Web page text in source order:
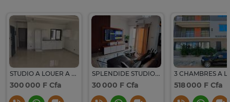
STUDIO A LOUER A NGOR-ALMADIES RECASEMENT
300 000 F Cfa
SPLENDIDE STUDIO A LOUER A NGOR-ALMADIES
30 000 F Cfa 518 000 F Cfa